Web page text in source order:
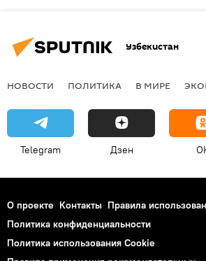
Узбекистан
НОВОСТИ ПОЛИТИКА В МИРЕ
Telegram Дзен
О проекте Контакты Правила
Политика конфиденциальности
Политика использования Cookie